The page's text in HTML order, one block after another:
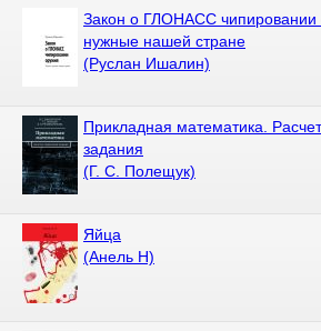
Закон о ГЛОНАСС чипировании
нужные нашей стране
(Руслан Ишалин)
Прикладная математика.
задания
(Г. С. Полещук)
Яйца
(Анель Н)